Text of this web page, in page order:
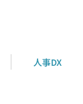
人事DX